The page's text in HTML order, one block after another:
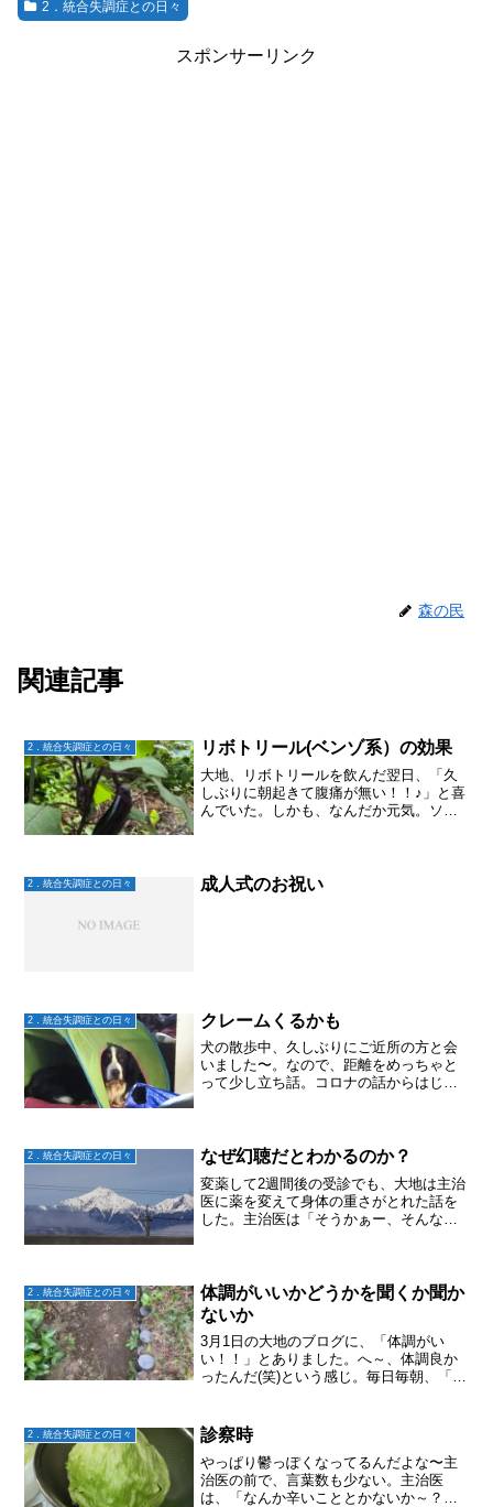
2．統合失調症との日々
スポンサーリンク
森の民
関連記事
2．統合失調症との日々 リボトリール(ベンゾ系）の効果
大地、リボトリールを飲んだ翌日、「久
しぶりに朝起きて腹痛が無い！！♪」と喜
んでいた。しかも、なんだか元気。ソワ
の？？結局いつもは何かひ...
2．統合失調症との日々 成人式のお祝い
2．統合失調症との日々 クレームくるかも
犬の散歩中、久しぶりにご近所の方と会
いました〜。なので、距離をめっちゃと
って少し立ち話。コロナの話からはじま
ら、ご飯がたいへーん」「...
2．統合失調症との日々 なぜ幻聴だとわかるのか？
変薬して2週間後の受診でも、大地は主治
医に薬を変えて身体の重さがとれた話を
した。主治医は「そうかぁー、そんなに
くださった)さらにこ...
2．統合失調症との日々
体調がいいかどうかを聞くか聞か
ないか
3月1日の大地のブログに、「体調がい
い！！」とありました。へ～、体調良か
ったんだ(笑)という感じ。毎日毎朝、「今
そも体調がいいか悪いかを心配したと
て、体調が良くなるわけ...
2．統合失調症との日々 診察時
やっぱり鬱っぽくなってるんだよな〜主
治医の前で、言葉数も少ない。主治医
は、「なんか辛いこととかないか～？み